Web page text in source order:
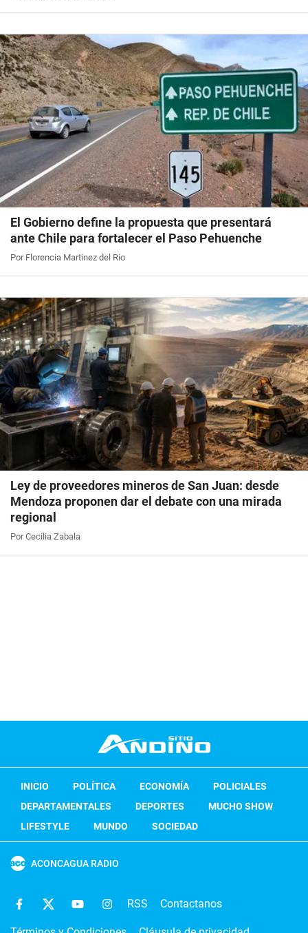
El Gobierno define la propuesta que presentará
ante Chile para fortalecer el Paso Pehuenche
Por Florencia Martinez del Rio
Ley de proveedores mineros de San Juan: desde
Mendoza proponen dar el debate con una mirada
regional
Por Cecilia Zabala
INICIO POLÍTICA ECONOMÍA
POLICIALES
DEPARTAMENTALES
DEPORTES
MUCHO SHOW
LIFESTYLE
MUNDO SOCIEDAD
ACONCAGUA RADIO
RSS Contactanos